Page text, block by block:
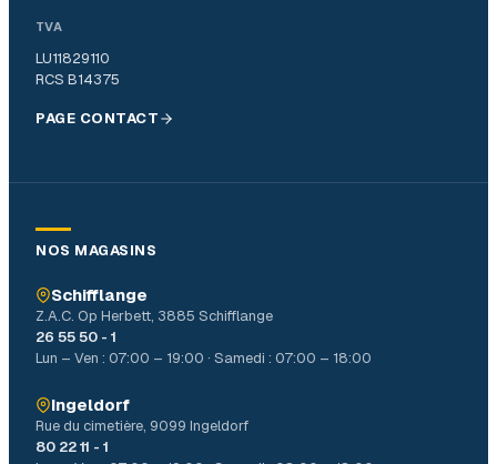
TVA
LU11829110
RCS B14375
PAGE CONTACT
NOS MAGASINS
Schifflange
Z.A.C. Op Herbett, 3885 Schifflange
26 55 50 - 1
Lun – Ven : 07:00 – 19:00 · Samedi : 07:00 – 18:00
Ingeldorf
Rue du cimetière, 9099 Ingeldorf
80 22 11 - 1